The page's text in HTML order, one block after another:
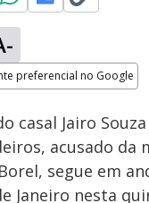
preferencial no Google
casal Jairo
acusado da
segue em
Janeiro nesta